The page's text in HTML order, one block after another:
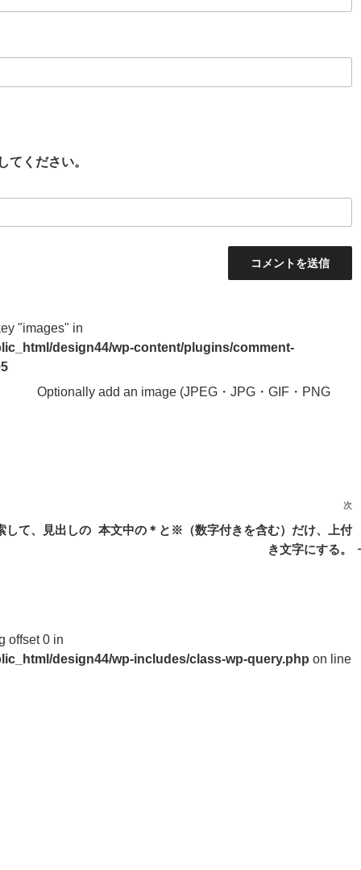
てください。
"images" in
design44/wp-content/plugins/comment-
Optionally add an image (JPEG・JPG・GIF・PNG
して、見出しの
次
の
次
本文中の＊と※（数字付きを含む）だけ、上付
き文字にする。
offset 0 in
design44/wp-includes/class-wp-query.php on line